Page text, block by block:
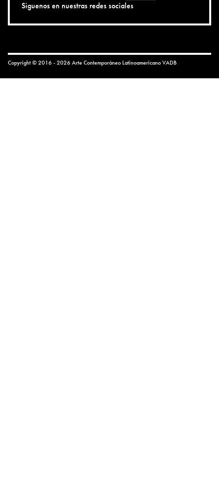
Siguenos en nuestras redes sociales
Copyright © 2016 - 2026 Arte Contemporáneo LatinoamericanoVADB